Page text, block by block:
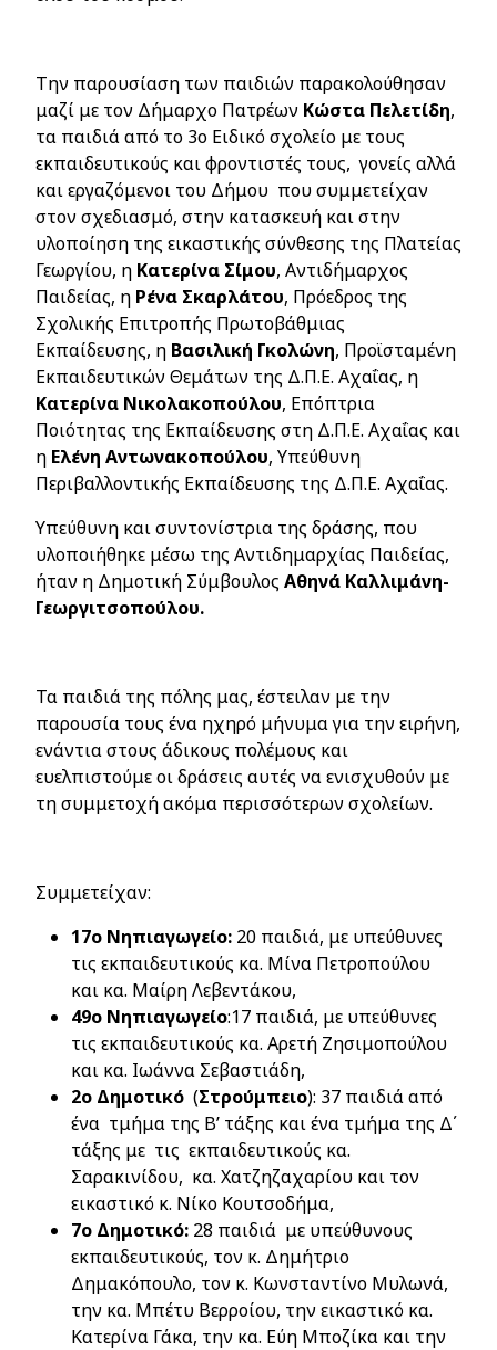
Την παρουσίαση των παιδιών παρακολούθησαν
μαζί με τον Δήμαρχο Πατρέων Κώστα Πελετίδη,
τα παιδιά από το 3ο Ειδικό σχολείο με τους
εκπαιδευτικούς και φροντιστές τους, γονείς αλλά
και εργαζόμενοι του Δήμου που συμμετείχαν
στον σχεδιασμό, στην κατασκευή και στην
υλοποίηση της εικαστικής σύνθεσης της Πλατείας
Γεωργίου, η Κατερίνα Σίμου, Αντιδήμαρχος
Παιδείας, η Ρένα Σκαρλάτου, Πρόεδρος της
Σχολικής Επιτροπής Πρωτοβάθμιας
Εκπαίδευσης, η Βασιλική Γκολώνη, Προϊσταμένη
Εκπαιδευτικών Θεμάτων της Δ.Π.Ε. Αχαΐας, η
Κατερίνα Νικολακοπούλου, Επόπτρια
Ποιότητας της Εκπαίδευσης στη Δ.Π.Ε. Αχαΐας και
η Ελένη Αντωνακοπούλου, Υπεύθυνη
Περιβαλλοντικής Εκπαίδευσης της Δ.Π.Ε. Αχαΐας.
Υπεύθυνη και συντονίστρια της δράσης, που
υλοποιήθηκε μέσω της Αντιδημαρχίας Παιδείας,
ήταν η Δημοτική Σύμβουλος Αθηνά Καλλιμάνη-
Γεωργιτσοπούλου.
Τα παιδιά της πόλης μας, έστειλαν με την
παρουσία τους ένα ηχηρό μήνυμα για την ειρήνη,
ενάντια στους άδικους πολέμους και
ευελπιστούμε οι δράσεις αυτές να ενισχυθούν με
τη συμμετοχή ακόμα περισσότερων σχολείων.
Συμμετείχαν:
17ο Νηπιαγωγείο: 20 παιδιά, με υπεύθυνες
τις εκπαιδευτικούς κα. Μίνα Πετροπούλου
και κα. Μαίρη Λεβεντάκου,
49ο Νηπιαγωγείο:17 παιδιά, με υπεύθυνες
τις εκπαιδευτικούς κα. Αρετή Ζησιμοπούλου
και κα. Ιωάννα Σεβαστιάδη,
2ο Δημοτικό (Στρούμπειο): 37 παιδιά από
ένα τμήμα της Β’ τάξης και ένα τμήμα της Δ΄
τάξης με τις εκπαιδευτικούς κα.
Σαρακινίδου, κα. Χατζηζαχαρίου και τον
εικαστικό κ. Νίκο Κουτσοδήμα,
7ο Δημοτικό: 28 παιδιά με υπεύθυνους
εκπαιδευτικούς, τον κ. Δημήτριο
Δημακόπουλο, τον κ. Κωνσταντίνο Μυλωνά,
την κα. Μπέτυ Βερροίου, την εικαστικό κα.
Κατερίνα Γάκα, την κα. Εύη Μποζίκα και την